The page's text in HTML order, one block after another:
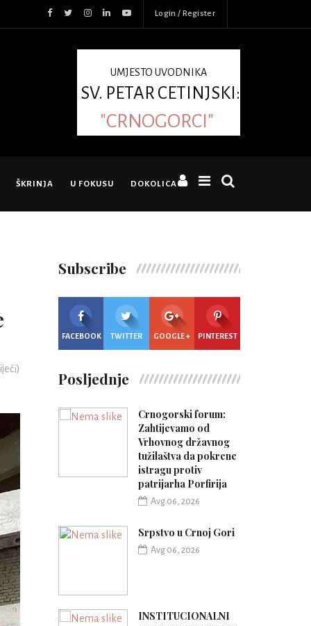
Login / Register
UMJESTO UVODNIKA
SV. PETAR CETINJSKI:
"CRNOGORCI"
ŠKRINJA U FOKUSU DOKOLICA
Subscribe
FACEBOOK TWITTER GOOGLE + PINTEREST
Posljednje
Crnogorski forum:
Zahtijevamo od
Vrhovnog državnog
tužilaštva da pokrene
istragu protiv
patrijarha Porfirija
Avg 06, 2026
Srpstvo u Crnoj Gori
Avg 06, 2026
INSTITUCIONALNI